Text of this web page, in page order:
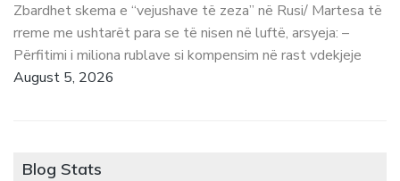
Zbardhet skema e “vejushave të zeza” në Rusi/ Martesa të
rreme me ushtarët para se të nisen në luftë, arsyeja: –
Përfitimi i miliona rublave si kompensim në rast vdekjeje
August 5, 2026
Blog Stats